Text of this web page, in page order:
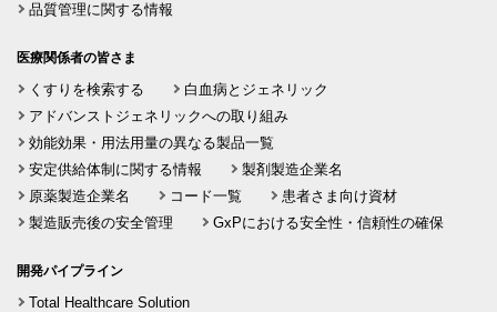
品質管理に関する情報
医療関係者の皆さま
くすりを検索する
白血病とジェネリック
アドバンストジェネリックへの取り組み
効能効果・用法用量の異なる製品一覧
安定供給体制に関する情報
製剤製造企業名
原薬製造企業名
コード一覧
患者さま向け資材
製造販売後の安全管理
GxPにおける安全性・信頼性の確保
開発パイプライン
Total Healthcare Solution